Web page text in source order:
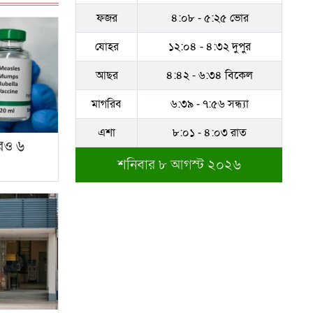
৬
সম্পদের পাহাড় গড়েছেন
নকল নবিশ আতাউর রহমান
অবশেষে বরখাস্ত রাজউকের
শফিউল্লাহ বাবু
১৮ জুলাই সব মোবাইল
গ্রাহকরা পাবেন ১ জিবি ফ্রি
শেরে বাংলা বালিকা
ফজর
৪:০৮ - ৫:২৫ ভোর
যোহর
১২:০৪ - ৪:৩২ দুপুর
আছর
৪:৪২ - ৬:৩৪ বিকেল
মাগরিব
৬:৩৯ - ৭:৫৬ সন্ধ্যা
এশা
৮:০১ - ৪:০৩ রাত
শনিবার ৮ আগস্ট ২০২৬